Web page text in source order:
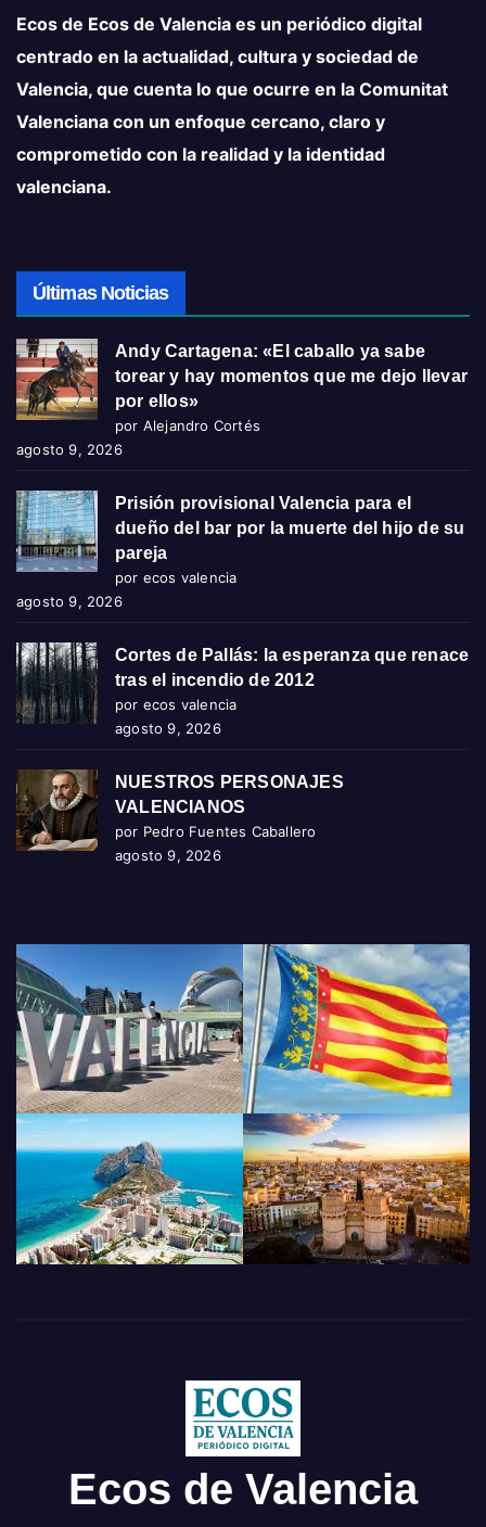
Ecos de Ecos de Valencia es un periódico digital
centrado en la actualidad, cultura y sociedad de
Valencia, que cuenta lo que ocurre en la Comunitat
Valenciana con un enfoque cercano, claro y
comprometido con la realidad y la identidad
valenciana.
Últimas Noticias
Andy Cartagena: «El caballo ya sabe
torear y hay momentos que me dejo llevar
por ellos»
por Alejandro Cortés
agosto 9, 2026
Prisión provisional Valencia para el
dueño del bar por la muerte del hijo de su
pareja
por ecos valencia
agosto 9, 2026
Cortes de Pallás: la esperanza que renace
tras el incendio de 2012
por ecos valencia
agosto 9, 2026
NUESTROS PERSONAJES
VALENCIANOS
por Pedro Fuentes Caballero
agosto 9, 2026
Ecos de Valencia